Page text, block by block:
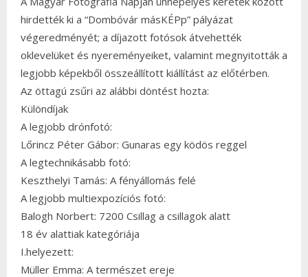
hirdették ki a “Dombóvár másKÉPp” pályázat
végeredményét; a díjazott fotósok átvehették
oklevelüket és nyereményeiket, valamint megnyitották a
legjobb képekből összeállított kiállítást az előtérben.
Az öttagú zsűri az alábbi döntést hozta:
Különdíjak
A legjobb drónfotó:
Lőrincz Péter Gábor: Gunaras egy ködös reggel
A legtechnikásabb fotó:
Keszthelyi Tamás: A fényállomás felé
A legjobb multiexpozíciós fotó:
Balogh Norbert: 7200 Csillag a csillagok alatt
18 év alattiak kategóriája
I.helyezett:
Müller Emma: A természet ereje